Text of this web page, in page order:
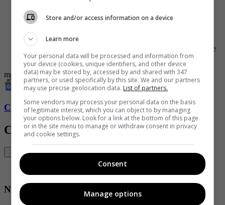
epidemia de viruela símica como emergencia mundial.
Desde principios de este año, solo en la República
Democrática del Congo se han registrado 15.600 casos de
viruela del mono y 537 muertes.
Actualmente tiene una tasa de mortalidad de alrededor del 3
por ciento, en comparación con el 0,2 por ciento del brote de
2022.
mpox
Conozca más de Soho aquí
Contenido Relacionado
Noticias
Store and/or access information on a device
Learn more
Your personal data will be processed and information from
your device (cookies, unique identifiers, and other device
data) may be stored by, accessed by and shared with 347
partners, or used specifically by this site. We and our partners
may use precise geolocation data. List of partners.
Some vendors may process your personal data on the basis
of legitimate interest, which you can object to by managing
your options below. Look for a link at the bottom of this page
or in the site menu to manage or withdraw consent in privacy
and cookie settings.
Consent
Manage options